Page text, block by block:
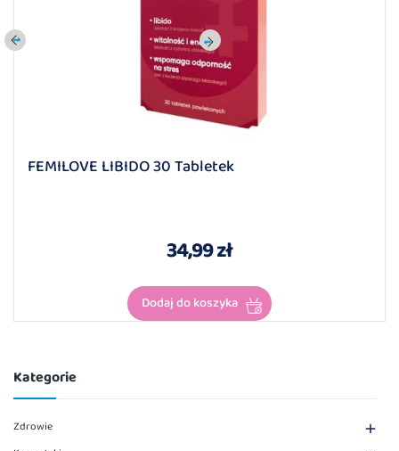
Kategorie
Zdrowie 
FEMILOVE LIBIDO 30 Tabletek
34,99 zł
Dodaj do koszyka